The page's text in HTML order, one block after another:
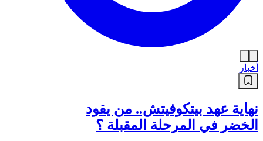
أخبار
نهاية عهد بيتكوفيتش.. من يقود
الخضر في المرحلة المقبلة ؟